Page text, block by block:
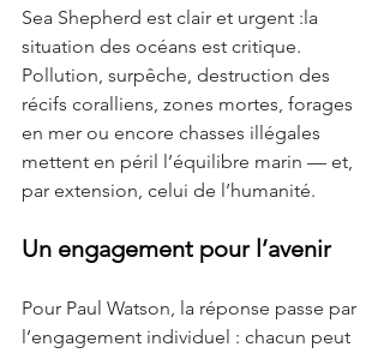
Sea Shepherd est clair et urgent :la
situation des océans est critique.
Pollution, surpêche, destruction des
récifs coralliens, zones mortes, forages
en mer ou encore chasses illégales
mettent en péril l’équilibre marin — et,
par extension, celui de l’humanité.
Un engagement pour l’avenir
Pour Paul Watson, la réponse passe par
l’engagement individuel : chacun peut